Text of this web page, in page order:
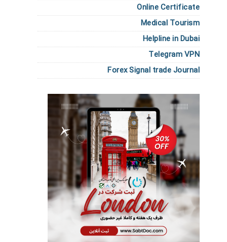
Online Certificate
Medical Tourism
Helpline in Dubai
Telegram VPN
Forex Signal trade Journal